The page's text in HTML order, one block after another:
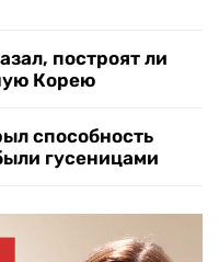
построят ли
Корею
способность
гусеницами